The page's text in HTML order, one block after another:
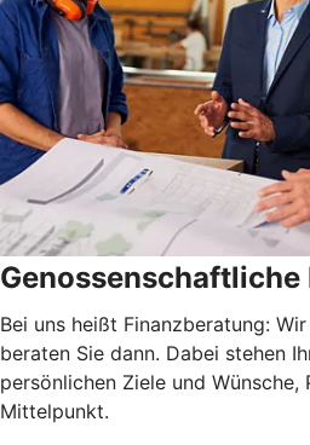
Genossenschaftliche
Bei uns heißt Finanzberatung:
beraten Sie dann. Dabei stehen
persönlichen Ziele und Wünsche,
Mittelpunkt.